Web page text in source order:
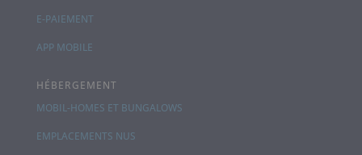
E-PAIEMENT
APP MOBILE
HÉBERGEMENT
MOBIL-HOMES ET BUNGALOWS
EMPLACEMENTS NUS